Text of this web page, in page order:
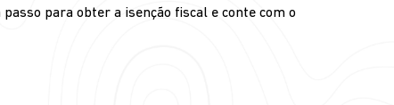
para obter a isenção fiscal e conte com o